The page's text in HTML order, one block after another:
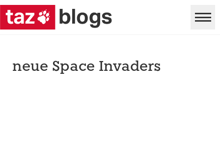
neue Space Invaders